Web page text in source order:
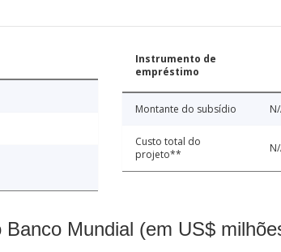
Instrumento de
empréstimo
Montante do subsídio
Custo total do
projeto**
Mundial (em US$